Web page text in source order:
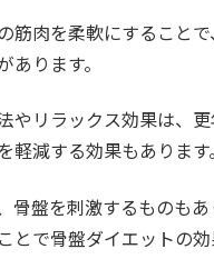
筋肉を柔軟にすること
ります。
やリラックス効果は、
軽減する効果もあります。
骨盤を刺激するものもあ
とで骨盤ダイエットの